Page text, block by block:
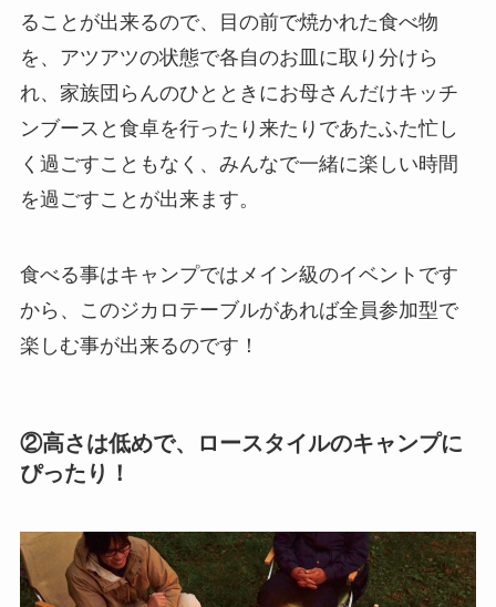
ることが出来るので、目の前で焼かれた食べ物
を、アツアツの状態で各自のお皿に取り分けら
れ、家族団らんのひとときにお母さんだけキッチ
ンブースと食卓を行ったり来たりであたふた忙し
く過ごすこともなく、みんなで一緒に楽しい時間
を過ごすことが出来ます。
食べる事はキャンプではメイン級のイベントです
から、このジカロテーブルがあれば全員参加型で
楽しむ事が出来るのです！
②高さは低めで、ロースタイルのキャンプに
ぴったり！